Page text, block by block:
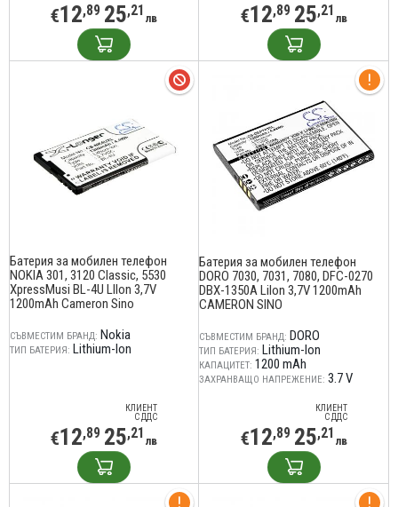
€12,89 25,21 лв €12,89 25,21 лв
Батерия за мобилен телефон
NOKIA 301, 3120 Classic, 5530
XpressMusi BL-4U LIIon 3,7V
1200mAh Cameron Sino
СЪВМЕСТИМ БРАНД: Nokia
ТИП БАТЕРИЯ: Lithium-Ion
КЛИЕНТ
С ДДС
€12,89 25,21 лв
Батерия за мобилен телефон
DORO 7030, 7031, 7080, DFC-0270
DBX-1350A LiIon 3,7V 1200mAh
CAMERON SINO
СЪВМЕСТИМ БРАНД: DORO
ТИП БАТЕРИЯ: Lithium-Ion
КАПАЦИТЕТ: 1200 mAh
ЗАХРАНВАЩО НАПРЕЖЕНИЕ: 3.7 V
КЛИЕНТ
С ДДС
€12,89 25,21 лв